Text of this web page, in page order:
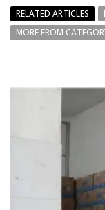
RELATED ARTICLES
MORE FROM